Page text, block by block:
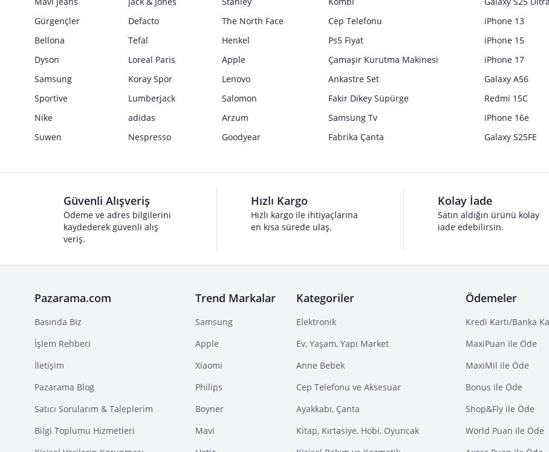
Gürgençler
Defacto
The North Face
Bellona
Tefal
Henkel
Dyson
Loreal Paris
Apple
Samsung
Koray Spor
Lenovo
Sportive
Lumberjack
Salomon
Nike
adidas
Arzum
Suwen
Nespresso Goodyear
Cep Telefonu
Ps5 Fiyat
Çamaşır Kurutma Makinesi
Ankastre Set
Fakir Dikey Süpürge
Samsung Tv
Fabrika Çanta
iPhone 13
iPhone 15
iPhone 17
Galaxy A56
Redmi 15C
iPhone 16e
Galaxy S25FE
Güvenli Alışveriş
Ödeme ve adres bilgilerini
kaydederek güvenli alış
veriş.
Hızlı Kargo
Hızlı kargo ile ihtiyaçlarına
en kısa sürede ulaş.
Kolay İade
Satın aldığın ürünü kolay
iade edebilirsin.
Pazarama.com
Basında Biz
İşlem Rehberi
İletişim
Pazarama Blog
Satıcı Sorularım & Taleplerim
Bilgi Toplumu Hizmetleri
Trend Markalar
Samsung
Apple
Xiaomi
Philips
Boyner
Mavi
Kategoriler
Elektronik
Ev, Yaşam, Yapı Market
Anne Bebek
Cep Telefonu ve Aksesuar
Ayakkabı, Çanta
Kitap, Kırtasiye, Hobi, Oyuncak
Ödemeler
Kredi Kartı/Banka
MaxiPuan ile Öde
MaxiMil ile Öde
Bonus ile Öde
Shop&Fly ile Öde
World Puan ile Öde